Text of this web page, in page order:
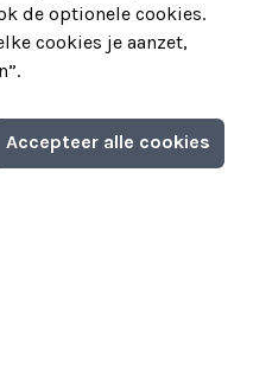
de optionele cookies.
cookies je aanzet,
Accepteer alle cookies